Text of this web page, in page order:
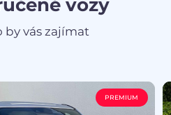
vozy
by vás zajímat
PREMIUM